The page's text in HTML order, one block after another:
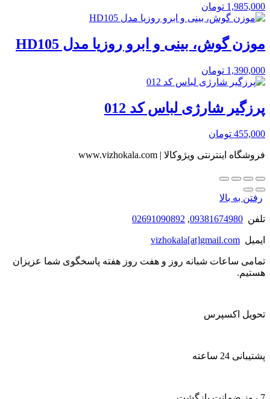
1,985,000 تومان
موزن گوش، بینی و ابرو روزیا مدل HD105
1,390,000 تومان
پرزگیر شارژی لباس کد 012
455,000 تومان
فروشگاه اینترنتی ویژوکالا | www.vizhokala.com
رفتن به بالا
تلفن 09381674980
,
02691090892
ایمیل vizhokala[at]gmail.com
تمامی ساعات شبانه روز و هفت روز هفته پاسخگوی شما عزیزان
هستیم.
تحویل اکسپرس
پشتیبانی 24 ساعته